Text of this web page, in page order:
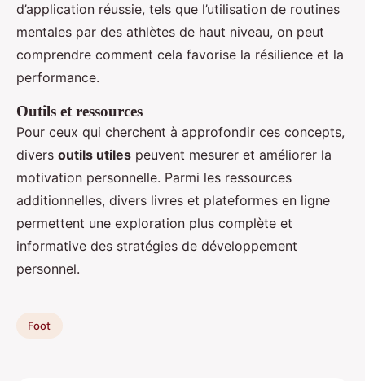
d’application réussie, tels que l’utilisation de routines
mentales par des athlètes de haut niveau, on peut
comprendre comment cela favorise la résilience et la
performance.
Outils et ressources
Pour ceux qui cherchent à approfondir ces concepts,
divers outils utiles peuvent mesurer et améliorer la
motivation personnelle. Parmi les ressources
additionnelles, divers livres et plateformes en ligne
permettent une exploration plus complète et
informative des stratégies de développement
personnel.
Foot